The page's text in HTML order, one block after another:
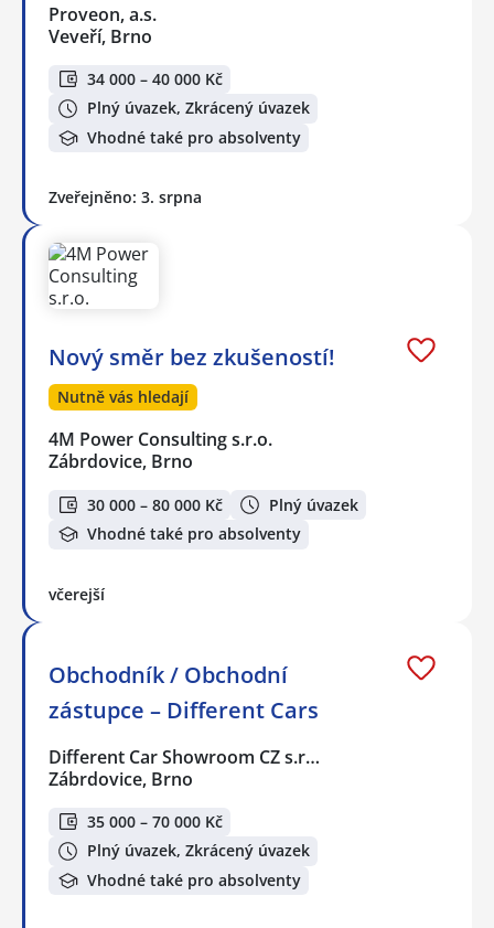
Proveon, a.s.
Veveří, Brno
34 000 – 40 000 Kč
Plný úvazek, Zkrácený úvazek
Vhodné také pro absolventy
Zveřejněno: 3. srpna
Nový směr bez zkušeností!
Nutně vás hledají
4M Power Consulting s.r.o.
Zábrdovice, Brno
30 000 – 80 000 Kč
Plný úvazek
Vhodné také pro absolventy
včerejší
Obchodník / Obchodní
zástupce – Different Cars
Different Car Showroom CZ s.r…
Zábrdovice, Brno
35 000 – 70 000 Kč
Plný úvazek, Zkrácený úvazek
Vhodné také pro absolventy